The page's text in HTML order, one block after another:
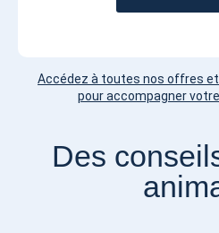
Accédez à toutes nos offres
pour accompagner
Des